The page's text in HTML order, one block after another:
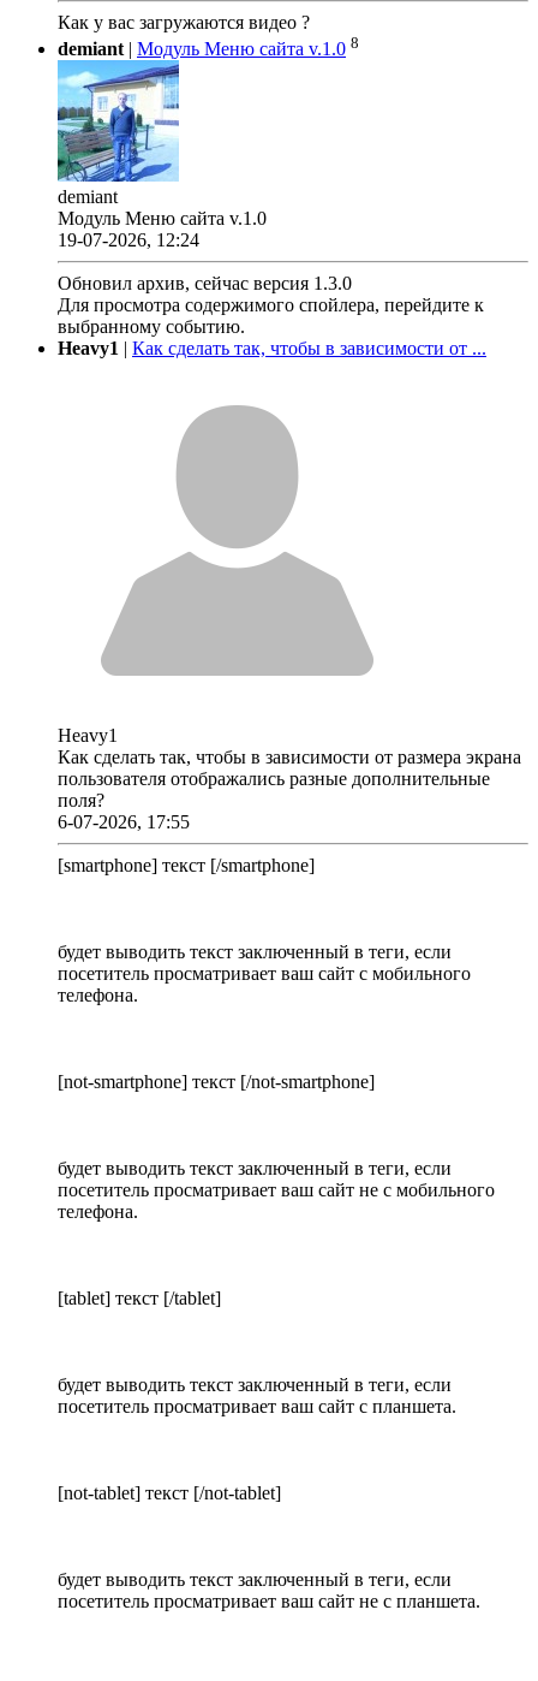
Как у вас загружаются видео ?
demiant | Модуль Меню сайта v.1.0 8
demiant
Модуль Меню сайта v.1.0
19-07-2026, 12:24
Обновил архив, сейчас версия 1.3.0
Для просмотра содержимого спойлера, перейдите к
выбранному событию.
Heavy1 | Как сделать так, чтобы в зависимости от ...
Heavy1
Как сделать так, чтобы в зависимости от размера экрана
пользователя отображались разные дополнительные
поля?
6-07-2026, 17:55
[smartphone] текст [/smartphone]
будет выводить текст заключенный в теги, если
посетитель просматривает ваш сайт с мобильного
телефона.
[not-smartphone] текст [/not-smartphone]
будет выводить текст заключенный в теги, если
посетитель просматривает ваш сайт не с мобильного
телефона.
[tablet] текст [/tablet]
будет выводить текст заключенный в теги, если
посетитель просматривает ваш сайт с планшета.
[not-tablet] текст [/not-tablet]
будет выводить текст заключенный в теги, если
посетитель просматривает ваш сайт не с планшета.